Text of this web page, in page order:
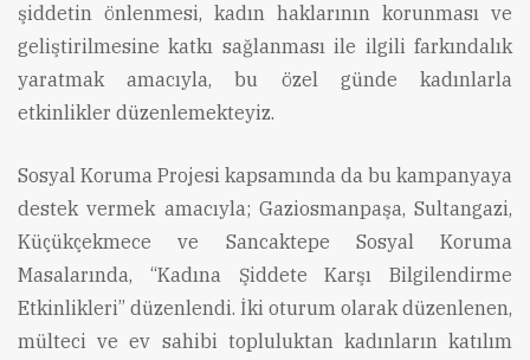
şiddetin önlenmesi, kadın haklarının korunması ve
geliştirilmesine katkı sağlanması ile ilgili farkındalık
yaratmak amacıyla, bu özel günde kadınlarla
etkinlikler düzenlemekteyiz.
Sosyal Koruma Projesi kapsamında da bu kampanyaya
destek vermek amacıyla; Gaziosmanpaşa, Sultangazi,
Küçükçekmece ve Sancaktepe Sosyal Koruma
Masalarında, “Kadına Şiddete Karşı Bilgilendirme
Etkinlikleri” düzenlendi. İki oturum olarak düzenlenen,
mülteci ve ev sahibi topluluktan kadınların katılım